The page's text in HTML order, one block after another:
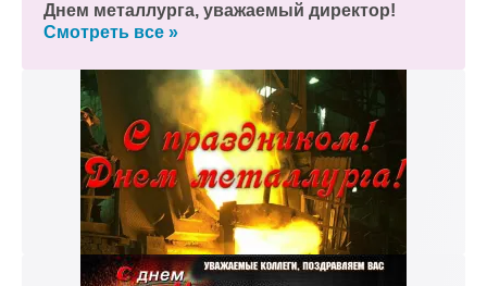
Днем металлурга, уважаемый директор!
Смотреть все »